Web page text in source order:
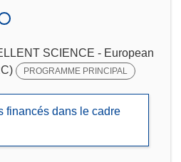
SCIENCE - European
PROGRAMME PRINCIPAL
financés dans le cadre